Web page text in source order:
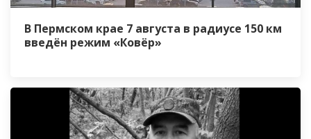
В Пермском крае 7 августа в радиусе 150 км
введён режим «Ковёр»